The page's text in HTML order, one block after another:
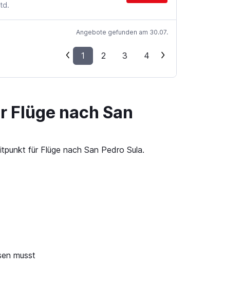
Angebote gefunden am 30.07.
1 2 3 4
nach San
für Flüge nach San Pedro Sula.
musst